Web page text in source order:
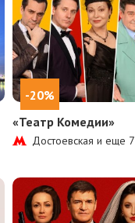
-20%
«Театр Комедии»
Достоевская и еще 7